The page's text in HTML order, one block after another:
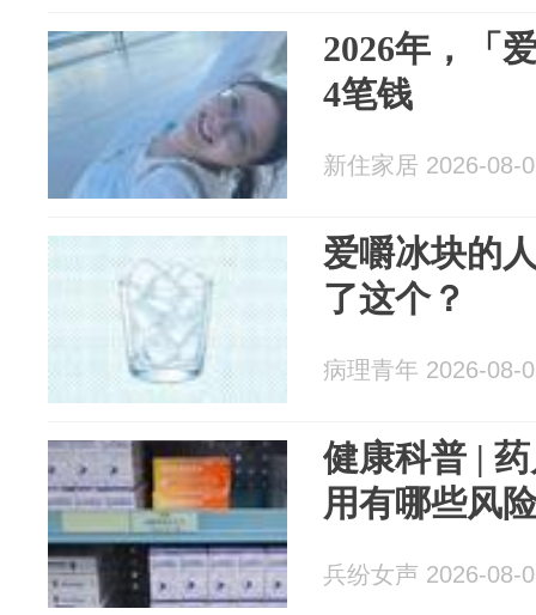
2026年，「
4笔钱
新住家居 2026-08-
爱嚼冰块的
了这个？
病理青年 2026-08-
健康科普 |
用有哪些风
兵纷女声 2026-08-